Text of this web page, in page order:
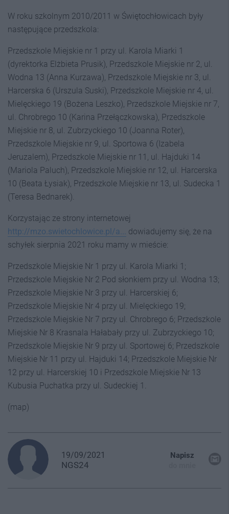
W roku szkolnym 2010/2011 w Świętochłowicach były
następujące przedszkola:
Przedszkole Miejskie nr 1 przy ul. Karola Miarki 1
(dyrektorka Elżbieta Prusik), Przed­szkole Miejskie nr 2, ul.
Wodna 13 (Anna Kurzawa), Przedszkole Miejskie nr 3, ul.
Harcerska 6 (Urszula Suski), Przedszkole Miejskie nr 4, ul.
Mielęckiego 19 (Bożena Leszko), Przedszkole Miejskie nr 7,
ul. Chrobrego 10 (Karina Przełączkowska), Przedszkole
Miejskie nr 8, ul. Zubrzyckiego 10 (Joanna Ro­ter),
Przedszkole Miejskie nr 9, ul. Sportowa 6 (Izabela
Jeruzalem), Przedszkole Miejskie nr 11, ul. Hajduki 14
(Mariola Paluch), Przedszkole Miejskie nr 12, ul. Harcerska
10 (Beata Łysiak), Przedszkole Miejskie nr 13, ul. Sudecka 1
(Teresa Bednarek).
Korzystając ze strony internetowej
http://mzo.swietochlowice.pl/a...
dowiadujemy się, że na
schyłek sierpnia 2021 roku mamy w mieście:
Przedszkole Miejskie Nr 1 przy ul. Karola Miarki 1;
Przedszkole Miejskie Nr 2 Pod słonkiem przy ul. Wodna 13;
Przedszkole Miejskie Nr 3 przy ul. Harcerskiej 6;
Przedszkole Miejskie Nr 4 przy ul. Mielęckiego 19;
Przedszkole Miejskie Nr 7 przy ul. Chrobrego 6; Przedszkole
Miejskie Nr 8 Krasnala Hałabały przy ul. Zubrzyckiego 10;
Przedszkole Miejskie Nr 9 przy ul. Sportowej 6; Przedszkole
Miejskie Nr 11 przy ul. Hajduki 14; Przedszkole Miejskie Nr
12 przy ul. Harcerskiej 10 i Przedszkole Miejskie Nr 13
Kubusia Puchatka przy ul. Sudeckiej 1.
(map)
19/09/2021
NGS24
Napisz